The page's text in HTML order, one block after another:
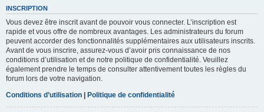
INSCRIPTION
Vous devez être inscrit avant de pouvoir vous connecter. L’inscription est
rapide et vous offre de nombreux avantages. Les administrateurs du forum
peuvent accorder des fonctionnalités supplémentaires aux utilisateurs inscrits.
Avant de vous inscrire, assurez-vous d’avoir pris connaissance de nos
conditions d’utilisation et de notre politique de confidentialité. Veuillez
également prendre le temps de consulter attentivement toutes les règles du
forum lors de votre navigation.
Conditions d’utilisation | Politique de confidentialité